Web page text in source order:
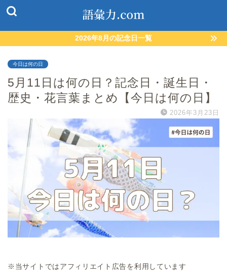
2026年8月の記念日一覧
今日は何の日
5月11日は何の日？記念日・誕生日・
歴史・花言葉まとめ【今日は何の日】
2026年3月23日
※当サイトではアフィリエイト広告を利用しています